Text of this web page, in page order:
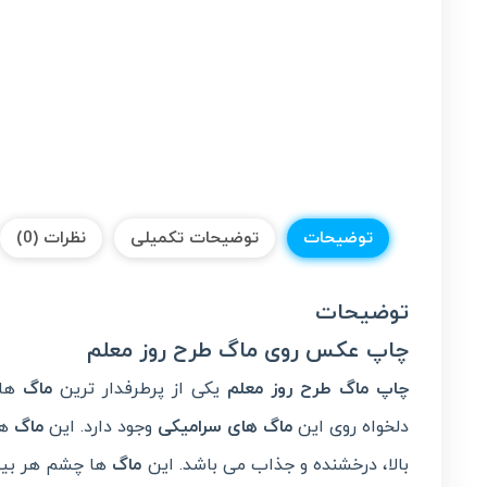
توضیحات توضیحات تکمیلی نظرات (0)
توضیحات
چاپ عکس روی ماگ طرح روز معلم
چاپ ماگ طرح روز معلم یکی از پرطرفدار ترینماگ
دلخواه روی این ماگ های سرامیکی وجود دارد. این ماگ
بالا، درخشنده و جذاب می باشد. این ماگ ها چشم هر